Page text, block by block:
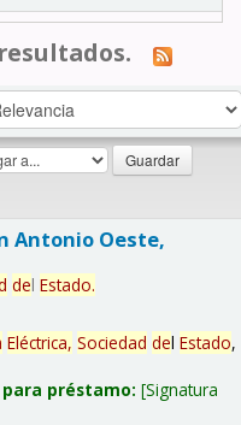
Antonio Oeste,
del Estado.
Eléctrica, Sociedad del Estado,
préstamo: Signatura